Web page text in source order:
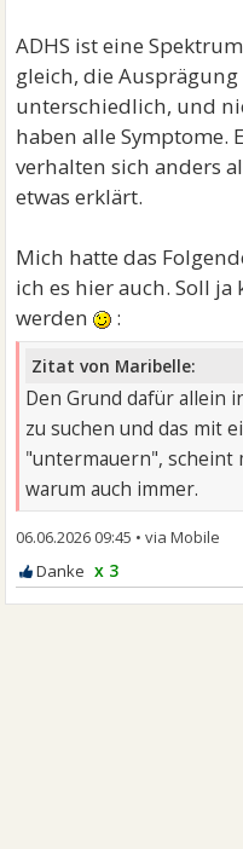
ADHS ist eine
gleich, die
unterschiedlich, und
haben alle Symptome.
verhalten sich anders
etwas erklärt.
Mich hatte das
ich es hier auch. Soll ja
werden
:
Zitat von Maribelle:
Den Grund dafür allein
zu suchen und das mit
"untermauern", scheint
warum auch immer.
06.06.2026 09:45 •
x 3